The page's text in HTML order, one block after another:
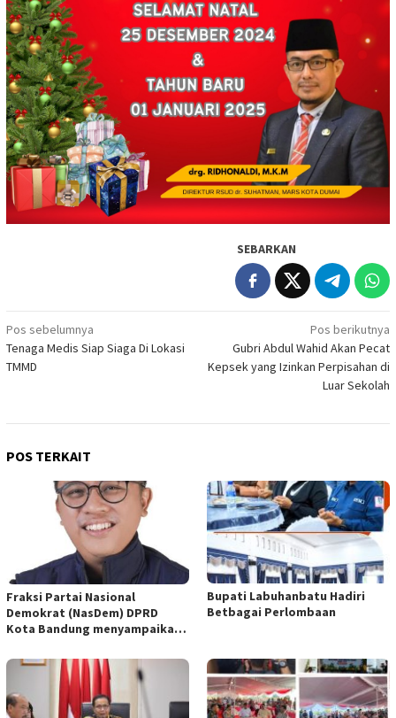
SEBARKAN
Navigasi
pos
Pos sebelumnya
Tenaga Medis Siap Siaga Di Lokasi
TMMD
Pos berikutnya
Gubri Abdul Wahid Akan Pecat
Kepsek yang Izinkan Perpisahan di
Luar Sekolah
POS TERKAIT
Fraksi Partai Nasional
Demokrat (NasDem) DPRD
Kota Bandung menyampaikan
empat Rancangan Peraturan
Daerah (Raperda) yang
diajukan Pemerintah Kota
Bandung
Bupati Labuhanbatu Hadiri
Betbagai Perlombaan